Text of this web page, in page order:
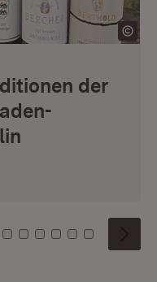
der
5 6 7
Kachel: 8
Zu Kachel: 9
Zu Kachel: 10
Zu Kachel: 11
Zu Kachel: 12
Zu Kachel:
Zu